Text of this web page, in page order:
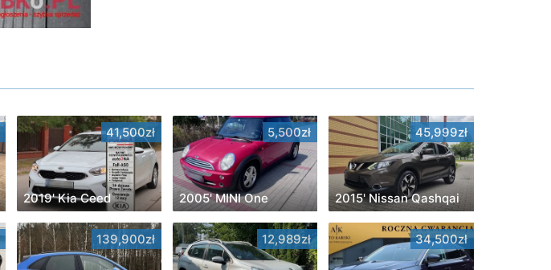
41,500zł
2019' Kia Ceed
5,500zł
2005' MINI One
45,999zł
2015' Nissan Qashqai
139,900zł 12,989zł 34,500zł